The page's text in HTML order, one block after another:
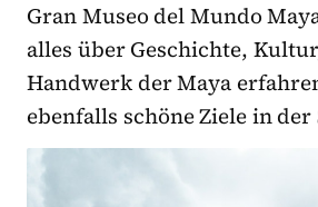
Gran Museo del Mundo
alles über Geschichte,
Handwerk der Maya
ebenfalls schöne Ziele in der